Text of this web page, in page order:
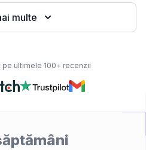
multe
pe ultimele 100+ recenzii